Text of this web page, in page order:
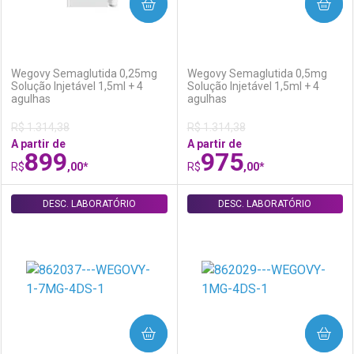
Wegovy Semaglutida 0,25mg
Solução Injetável 1,5ml + 4
agulhas
R$ 1.314,38
A partir de
R$899,00*
COMPRAR
Wegovy Semaglutida 0,5mg
Solução Injetável 1,5ml + 4
agulhas
R$ 1.314,38
A partir de
R$975,00*
COMPRAR
DESC. LABORATÓRIO
COMPRAR
DESC. LABORATÓRIO
COMPRAR